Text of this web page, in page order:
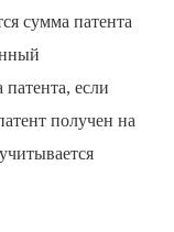
сумма патента
если
получен на